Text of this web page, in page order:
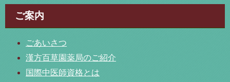
ご案内
ごあいさつ
漢方百草園薬局のご紹介
国際中医師資格とは